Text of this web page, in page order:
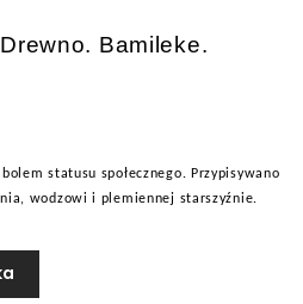
Bamileke.
statusu społecznego. Przypisywano
wodzowi i plemiennej starszyźnie.